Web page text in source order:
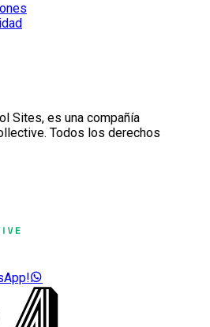
Sites, es una compañía
Todos los derechos